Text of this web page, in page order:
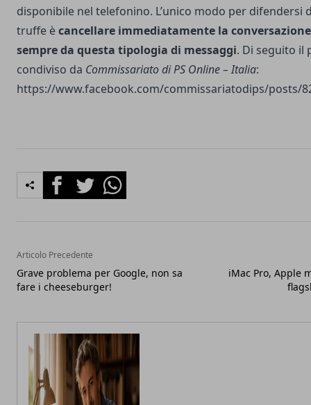
disponibile nel telefonino. L’unico modo per difendersi
truffe ècancellare immediatamente la conversazione
sempre da questa tipologia di messaggi. Di seguito il
condiviso da Commissariato di PS Online – Italia:
https://www.facebook.com/commissariatodips/posts/
FacebookTwitterWhatsapp
Articolo Precedente
Grave problema per Google, non sa
fare i cheeseburger!
iMac Pro, Apple